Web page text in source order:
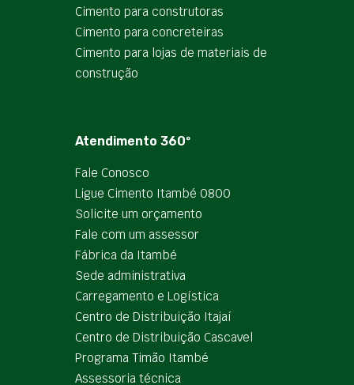
Cimento para construtoras
Cimento para concreteiras
Cimento para lojas de materiais de
construção
Atendimento 360º
Fale Conosco
Ligue Cimento Itambé 0800
Solicite um orçamento
Fale com um assessor
Fábrica da Itambé
Sede administrativa
Carregamento e Logística
Centro de Distribuição Itajaí
Centro de Distribuição Cascavel
Programa Timão Itambé
Assessoria técnica